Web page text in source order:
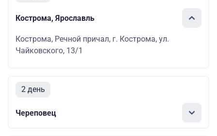
Кострома, Ярославль
Кострома, Речной причал, г. Кострома, ул.
Чайковского, 13/1
2 день
Череповец